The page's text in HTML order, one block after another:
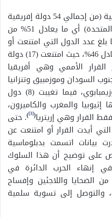
– أيد القرار نحو 28 دولة إفريقية (من إجمالي 54 دولة إفريقية
عضو بالجمعية العامة للأمم المتحدة) أي ما يعادل 51% من
بلغ عدد الدول التي امتنعت أو
تغيبت نحو (25) دولة أي ما يعادل 46%، حيث امتنعت (17) دولة
الأممي وهي أفريقيا
السودان وموزمبيق وتنزانيا
ومدغشقر وناميبيا وأوغندا وزيمبابوي، فيما تغيبت (8) دول
والمغرب والكاميرون،
القرار وهي إريتريا(
[3]
). حتى
أيدت القرار أو امتنعت عن
بيانات اتسمت بدبلوماسية
على توضيح أن هذا السلوك
إنهاء الحرب الدائرة في
من الضحايا واللاجئين وإفساح
والتوصل إلى تسوية سلمية